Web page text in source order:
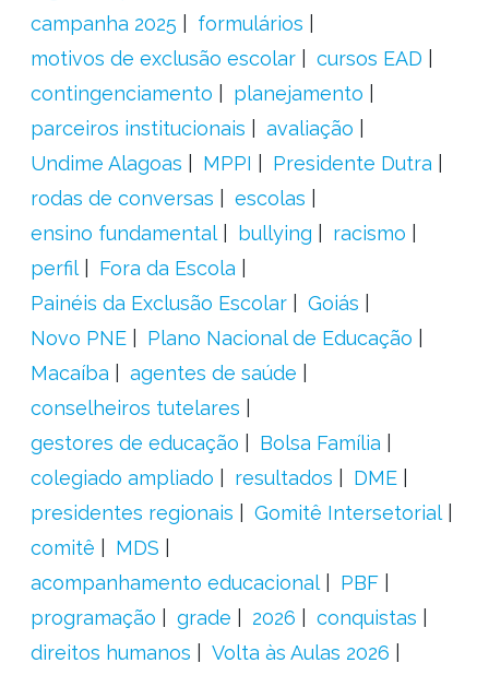
campanha 2025
formulários
motivos de exclusão escolar
cursos EAD
contingenciamento
planejamento
parceiros institucionais
avaliação
Undime Alagoas
MPPI
Presidente Dutra
rodas de conversas
escolas
ensino fundamental
bullying
racismo
perfil
Fora da Escola
Painéis da Exclusão Escolar
Goiás
Novo PNE
Plano Nacional de Educação
Macaíba
agentes de saúde
conselheiros tutelares
gestores de educação
Bolsa Família
colegiado ampliado
resultados
DME
presidentes regionais
Gomitê Intersetorial
comitê
MDS
acompanhamento educacional
PBF
programação
grade 2026
conquistas
direitos humanos
Volta às Aulas 2026